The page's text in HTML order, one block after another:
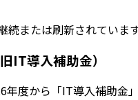
続または刷新されてい
IT導入補助金）
年度から「IT導入補助金